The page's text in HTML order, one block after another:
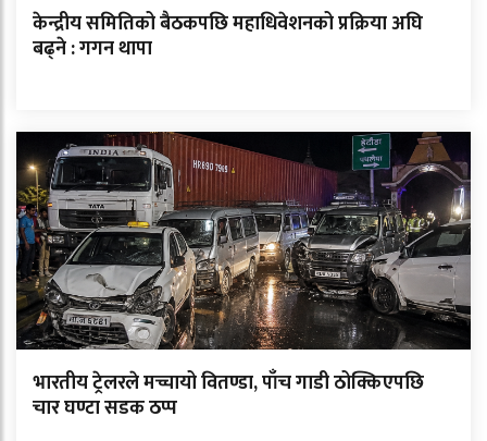
केन्द्रीय समितिको बैठकपछि महाधिवेशनको प्रक्रिया अघि
बढ्ने : गगन थापा
भारतीय ट्रेलरले मच्चायो वितण्डा, पाँच गाडी ठोक्किएपछि
चार घण्टा सडक ठप्प